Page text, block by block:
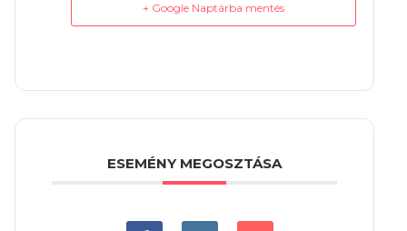
+ Google Naptárba mentés
ESEMÉNY MEGOSZTÁSA